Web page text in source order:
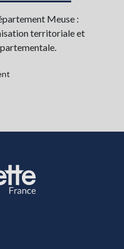
Meuse :
territoriale et